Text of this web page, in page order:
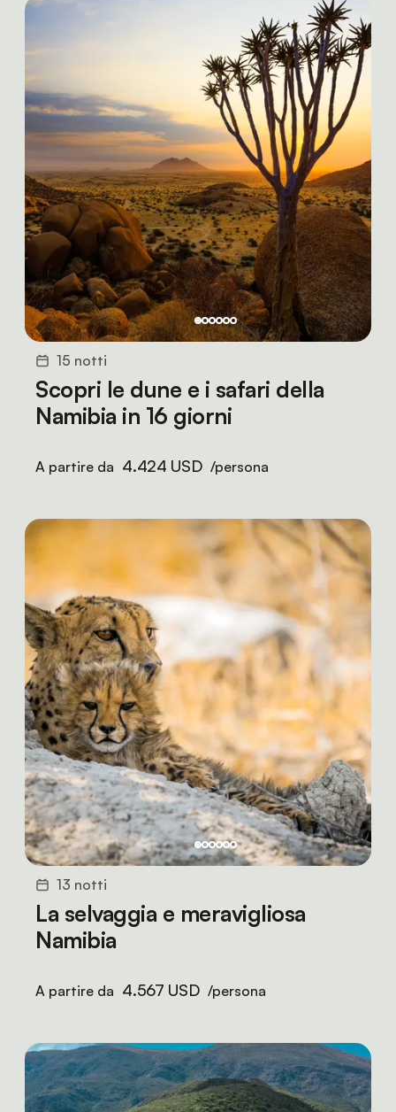
15 notti
Scopri le dune e i safari della
Namibia in 16 giorni
A partire da 4.424 USD /persona
13 notti
La selvaggia e meravigliosa
Namibia
A partire da 4.567 USD /persona